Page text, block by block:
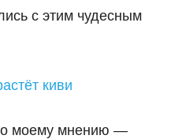
с этим чудесным
моему мнению —